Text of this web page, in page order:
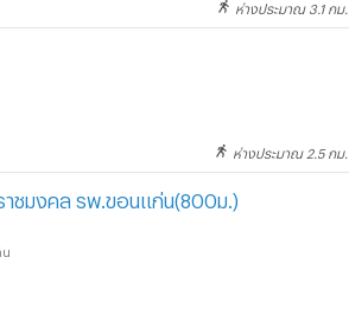
ห่างประมาณ 3.1 กม.
ห่างประมาณ 2.5 กม.
ชมงคล รพ.ขอนแก่น(800ม.)
น